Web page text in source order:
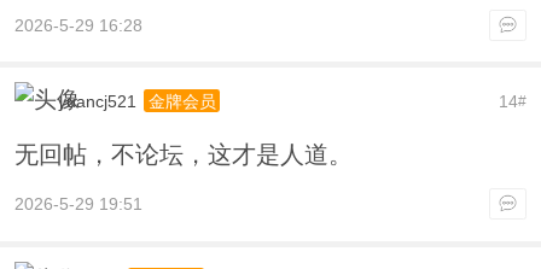
2026-5-29 16:28
14#
yuancj521 金牌会员
无回帖，不论坛，这才是人道。
2026-5-29 19:51